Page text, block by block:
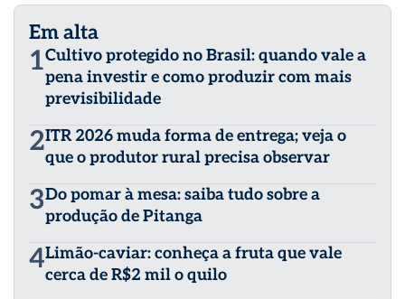
Em alta
1Cultivo protegido no Brasil: quando vale a
pena investir e como produzir com mais
previsibilidade
2ITR 2026 muda forma de entrega; veja o
que o produtor rural precisa observar
3Do pomar à mesa: saiba tudo sobre a
produção de Pitanga
4Limão-caviar: conheça a fruta que vale
cerca de R$2 mil o quilo